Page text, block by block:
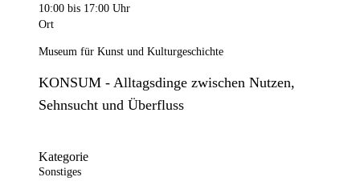
10:00 bis 17:00 Uhr
Ort
Museum für Kunst und Kulturgeschichte
KONSUM - Alltagsdinge zwischen Nutzen,
Sehnsucht und Überfluss
Kategorie
Sonstiges